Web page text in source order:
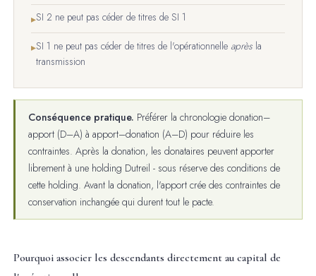
▸SI 2 ne peut pas céder de titres de SI 1
▸SI 1 ne peut pas céder de titres de l'opérationnelle après la
transmission
Conséquence pratique. Préférer la chronologie donation–
apport (D–A) à apport–donation (A–D) pour réduire les
contraintes. Après la donation, les donataires peuvent apporter
librement à une holding Dutreil - sous réserve des conditions de
cette holding. Avant la donation, l'apport crée des contraintes de
conservation inchangée qui durent tout le pacte.
Pourquoi associer les descendants directement au capital de